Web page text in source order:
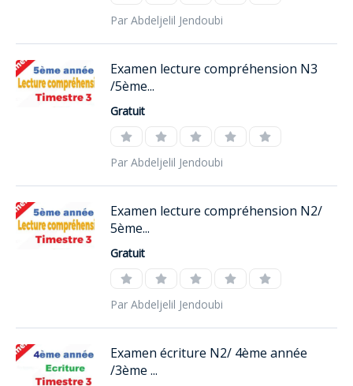
Par Abdeljelil Jendoubi
Examen lecture compréhension N3
/5ème...
Gratuit
Par Abdeljelil Jendoubi
Examen lecture compréhension N2/
5ème...
Gratuit
Par Abdeljelil Jendoubi
Examen écriture N2/ 4ème année
/3ème ...